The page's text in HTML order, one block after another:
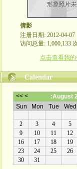
倩影
注册日期: 2012-04-07
访问总量: 1,000,133
点击查看我
Calendar